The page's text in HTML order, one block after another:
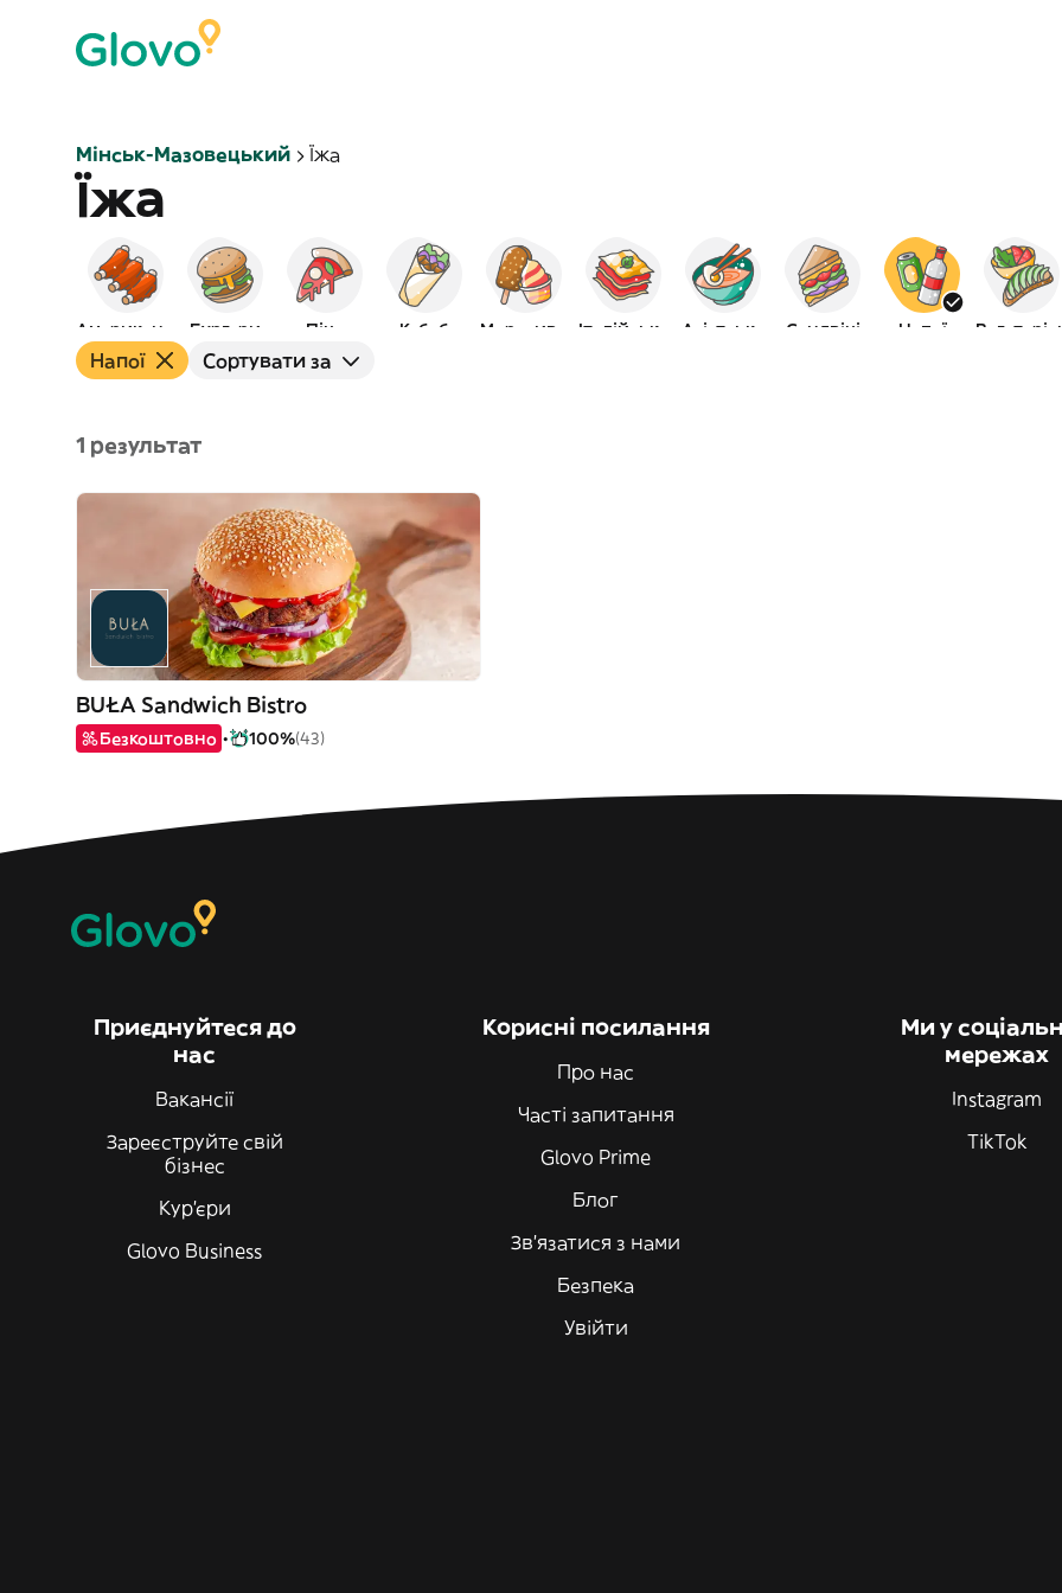
Мінськ-Мазовецький Їжа
Їжа
Бургери Піца Кебаб Морозиво Італійська Азіатська Сендвічі Напої
Напої Сортувати за
1 результат
BUŁA Sandwich Bistro
Безкоштовно 100%(43)
Приєднуйтеся до
нас
Вакансії
Зареєструйте свій
бізнес
Кур'єри
Glovo Business
Корисні посилання
Про нас
Часті запитання
Glovo Prime
Блог
Зв'язатися з нами
Безпека
Увійти
Ми у
мережах
Instagram
TikTok